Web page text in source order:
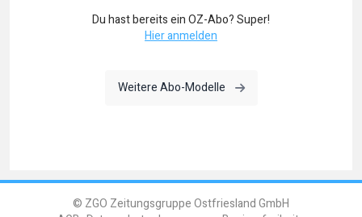
Du hast bereits ein OZ-Abo? Super!
Hier anmelden
Weitere Abo-Modelle
© ZGO Zeitungsgruppe Ostfriesland GmbH